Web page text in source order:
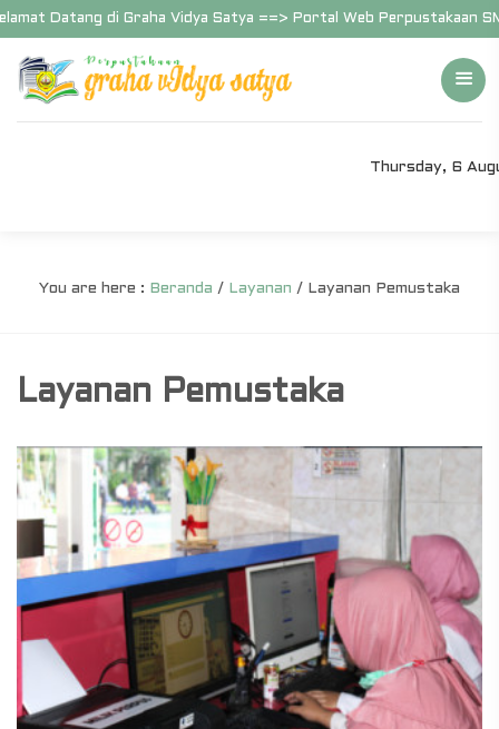
Datang di Graha Vidya Satya ==> Portal Web Perpustakaan
Thursday, 6
You are here : Beranda / Layanan / Layanan Pemustaka
Layanan Pemustaka